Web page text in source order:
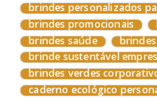
brindes personalizados
brindes promocionais
brindes saúde
brinde sustentável
brindes verdes
caderno ecológico